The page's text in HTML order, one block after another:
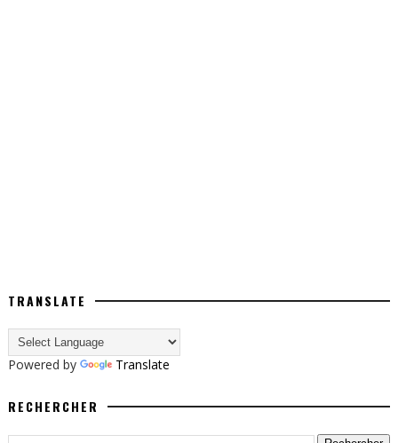
TRANSLATE
Powered by Translate
RECHERCHER